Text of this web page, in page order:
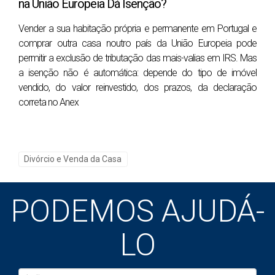
base no melhor interesse de ambas as partes
e dos filhos, se houver.
É Possível Vender a Casa e Dividir o Valor?
Sim, vender a casa e dividir o valor obtido é uma
opção comum em casos de divórcio. Esta opção
profissional para determinar o valor de
mercado da casa.
Escolha de um Agente Imobiliário
na União Europeia Dá Isenção?
Vender a sua habitação própria e permanente em Portugal e
comprar outra casa noutro país da União Europeia pode
permitir a exclusão de tributação das mais-valias em IRS. Mas
a isenção não é automática: depende do tipo de imóvel
vendido, do valor reinvestido, dos prazos, da declaração
correta no Anex
Divórcio e Venda da Casa
PODEMOS AJUDÁ-
LO